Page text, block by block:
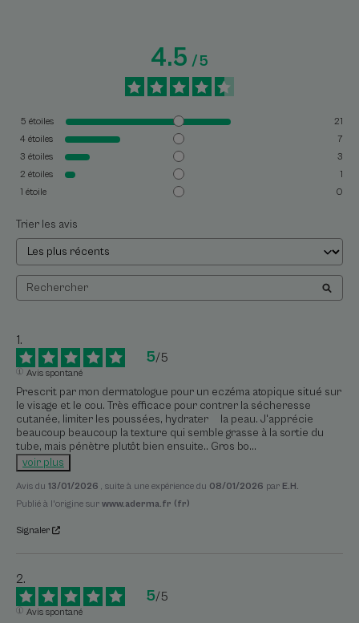
4.5/5
5 étoiles
21
4 étoiles
7
3 étoiles
3
2 étoiles
1
1 étoile 0
Trier les avis
5/5
Avis spontané
Prescrit par mon dermatologue pour un eczéma atopique situé sur
le visage et le cou. Très efficace pour contrer la sécheresse
cutanée, limiter les poussées, hydrater     la peau. J'apprécie
beaucoup beaucoup la texture qui semble grasse à la sortie du
tube, mais pénètre plutôt bien ensuite.. Gros bo...
voir plus
Avis du 13/01/2026 , suite à une expérience du 08/01/2026 par E.H.
Publié à l'origine sur www.aderma.fr (fr)
Signaler
5/5
Avis spontané